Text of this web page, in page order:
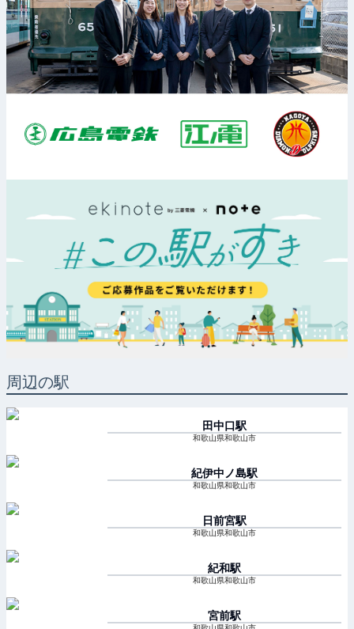
周辺の駅
田中口駅
和歌山県和歌山市
紀伊中ノ島駅
和歌山県和歌山市
日前宮駅
和歌山県和歌山市
紀和駅
和歌山県和歌山市
宮前駅